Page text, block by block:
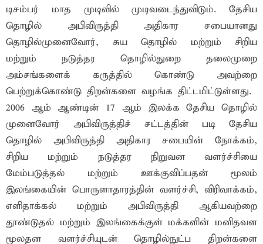
டிசம்பர் மாத முடிவில் முடிவடைந்துவிடும். தேசிய
தொழில் அபிவிருத்தி அதிகார சபையானது
தொழில்முனைவோர், சுய தொழில் மற்றும் சிறிய
மற்றும் நடுத்தர தொழில்துறை தலைமுறை
அம்சங்களைக் கருத்தில் கொண்டு அவற்றை
பெற்றுக்கொண்டு திறன்களை வழங்க திட்டமிட்டுள்ளது.
2006 ஆம் ஆண்டின் 17 ஆம் இலக்க தேசிய தொழில்
முனைவோர் அபிவிருத்திச் சட்டத்தின் படி தேசிய
தொழில் அபிவிருத்தி அதிகார சபையின் நோக்கம்,
சிறிய மற்றும் நடுத்தர நிறுவன வளர்ச்சியை
மேம்படுத்தல் மற்றும் ஊக்குவிப்பதன் மூலம்
இலங்கையின் பொருளாதாரத்தின் வளர்ச்சி, விரிவாக்கம்,
எளிதாக்கல் மற்றும் அபிவிருத்தி ஆகியவற்றை
தூண்டுதல் மற்றும் இலங்கைக்குள் மக்களின் மனிதவள
மூலதன வளர்ச்சியுடன் தொழில்நுட்ப திறன்களை